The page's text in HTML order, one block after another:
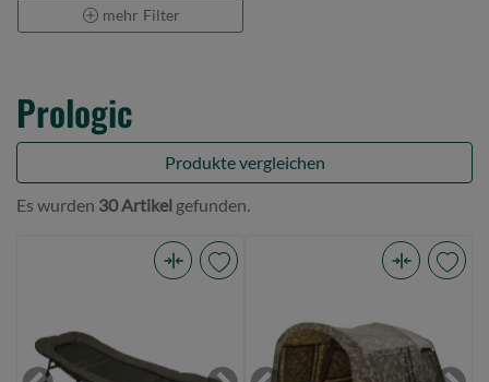
mehr Filter
Prologic
Produkte vergleichen
Es wurden 30 Artikel gefunden.
Lite-
Pro
1Man